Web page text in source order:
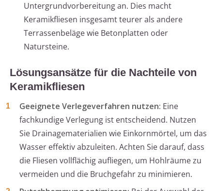
Untergrundvorbereitung an. Dies macht
Keramikfliesen insgesamt teurer als andere
Terrassenbeläge wie Betonplatten oder
Natursteine.
Lösungsansätze für die Nachteile von
Keramikfliesen
Geeignete Verlegeverfahren nutzen: Eine
fachkundige Verlegung ist entscheidend. Nutzen
Sie Drainagematerialien wie Einkornmörtel, um das
Wasser effektiv abzuleiten. Achten Sie darauf, dass
die Fliesen vollflächig aufliegen, um Hohlräume zu
vermeiden und die Bruchgefahr zu minimieren.